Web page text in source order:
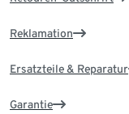
Reklamation
Ersatzteile & Reparatur
Garantie